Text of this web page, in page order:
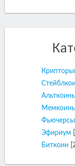
Фьючерсы
Эфириум
Биткоин